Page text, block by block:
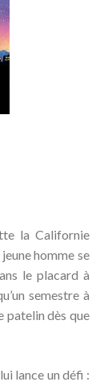
la Californie
homme se
le placard à
semestre à
patelin dès que
lance un défi :